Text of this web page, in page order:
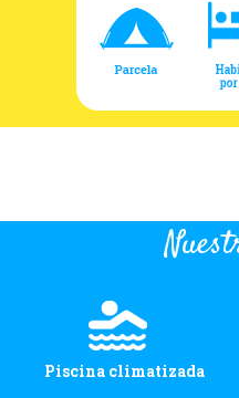
Piscina climatizada